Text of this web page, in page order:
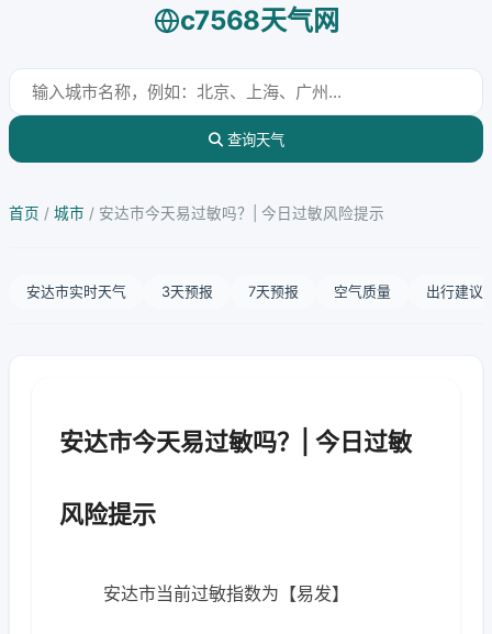
c7568天气网
查询天气
首页 / 城市 / 安达市今天易过敏吗？| 今日过敏风险提示
安达市实时天气 3天预报 7天预报 空气质量 出行建议
安达市今天易过敏吗？| 今日过敏
风险提示
安达市当前过敏指数为【易发】